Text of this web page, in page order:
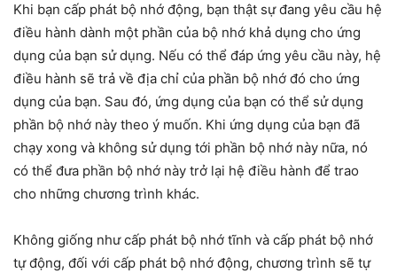
Khi bạn cấp phát bộ nhớ động, bạn thật sự đang yêu cầu hệ
điều hành dành một phần của bộ nhớ khả dụng cho ứng
dụng của bạn sử dụng. Nếu có thể đáp ứng yêu cầu này, hệ
điều hành sẽ trả về địa chỉ của phần bộ nhớ đó cho ứng
dụng của bạn. Sau đó, ứng dụng của bạn có thể sử dụng
phần bộ nhớ này theo ý muốn. Khi ứng dụng của bạn đã
chạy xong và không sử dụng tới phần bộ nhớ này nữa, nó
có thể đưa phần bộ nhớ này trở lại hệ điều hành để trao
cho những chương trình khác.
Không giống như cấp phát bộ nhớ tĩnh và cấp phát bộ nhớ
tự động, đối với cấp phát bộ nhớ động, chương trình sẽ tự